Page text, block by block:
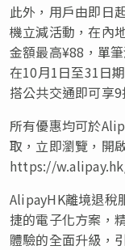
此外，用戶由即日
機立減活動，在內
金額最高¥88，單
在10月1日至31日
搭公共交通即可享
所有優惠均可於
取，立即瀏覽，開
https://
AlipayHK離境退稅
捷的電子化方案，
體驗的全面升級，